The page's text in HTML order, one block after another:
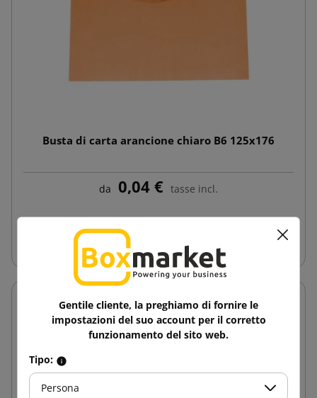
Busta di carta arancione chiaro B6 125x176
da 0,04 € tasse incl.
Aggiungi al carrello
Gentile cliente, la preghiamo di fornire le
impostazioni del suo account per il corretto
funzionamento del sito web.
Tipo:
Persona